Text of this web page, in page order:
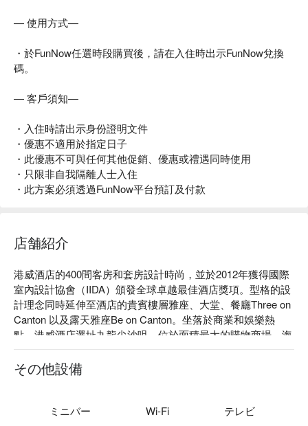
— 使用方式—
・於FunNow任選時段購買後，請在入住時出示FunNow兌換
碼。
— 客戶須知—
・入住時請出示身份證明文件
・優惠不適用於指定日子
・此優惠不可與任何其他促銷、優惠或禮遇同時使用
・只限非自我隔離人士入住
・此方案必須透過FunNow平台預訂及付款
店舗紹介
港威酒店的400間客房和套房設計時尚，並於2012年獲得國際
室內設計協會（IIDA）頒發全球卓越最佳酒店獎項。型格的設
計理念同時延伸至酒店的貴賓樓層雅座、大堂、餐廳Three on
Canton 以及露天雅座Be on Canton。坐落於商業和娛樂熱
點，港威酒店選址九龍尖沙咀，位於面積最大的購物商場—海
港城，為賓客提供與眾不同的休閒、住宿和購物體驗。
全新的貴賓樓層以流線型設計、貼心服務和先進設備迎接賓
客。貴賓樓層的客人可自由進出行政酒廊，享用每日免費早
位於世上其中一個美食之都，港威酒店當然擁有不同凡響的餐
その他設備
ミニバー Wi-Fi テレビ